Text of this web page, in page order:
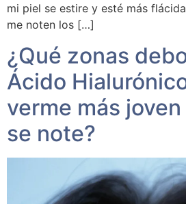
mi piel se estire y esté más
me noten los […]
¿Qué zonas
Ácido
verme más
se note?